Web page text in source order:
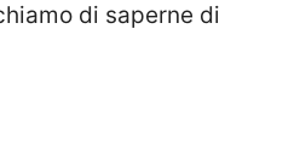
di saperne di